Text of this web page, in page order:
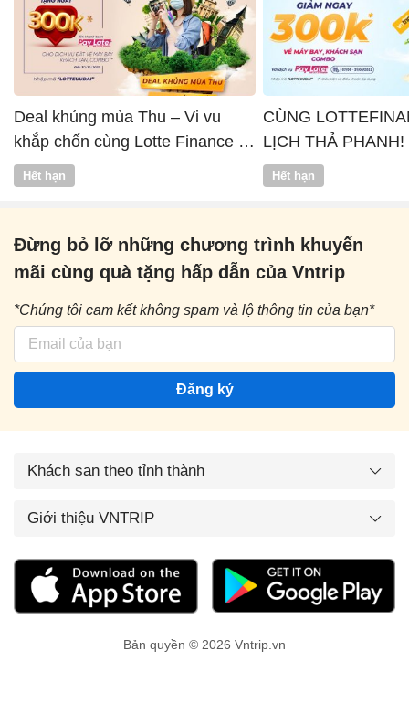
Deal khủng mùa Thu – Vi vu
khắp chốn cùng Lotte Finance x
Vntrip
Hết hạn
CÙNG
LỊCH THẢ PHANH!
Hết hạn
Đừng bỏ lỡ những chương trình khuyến
mãi cùng quà tặng hấp dẫn của Vntrip
*Chúng tôi cam kết không spam và lộ thông tin của bạn*
Đăng ký
Khách sạn theo tỉnh thành
Giới thiệu VNTRIP
Bản quyền © 2026 Vntrip.vn